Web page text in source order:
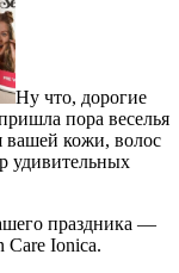
Ну что, дорогие
пора веселья
вашей кожи, волос
удивительных
праздника —
Care Ionicа.